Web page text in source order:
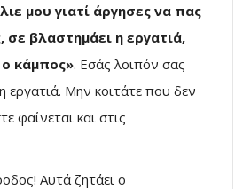
μου γιατί άργησες να πας
σε βλαστημάει η εργατιά,
ο κάμπος». Εσάς λοιπόν σας
εργατιά. Μην κοιτάτε που δεν
φαίνεται και στις
Αυτά ζητάει ο